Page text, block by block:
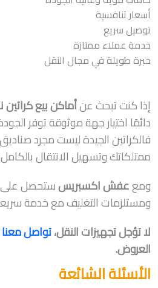
أسعار تنافسية
توصيل سريع
خدمة عملاء ممتازة
خبرة طويلة في مجال النقل
إذا كنت تبحث عنأماكن بيع
دائمًا اختيار جهة موثوقة توفر
فالكراتين الجيدة ليست مجرد
ممتلكاتك وتسهيل الانتقال
ومععفش اكسبريسستحصل على
ومستلزمات التغليف مع خدمة
لا تؤجل تجهيزات النقل،تواصل معنا
العروض.
الأسئلة الشائعة